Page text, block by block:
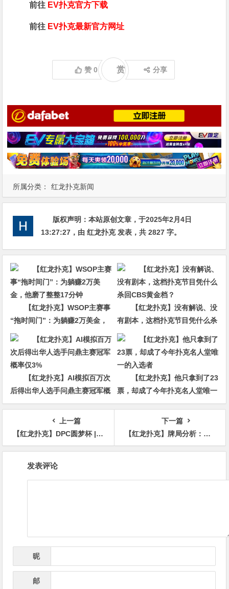
所属分类： 红龙扑克新闻
前往 EV扑克官方下载
前往 EV扑克最新官方网址
赞0 赏 分享
版权声明：本站原创文章，于2025年2月4日
13:27:27 ，由红龙扑克发表，共 2827 字。
【红龙扑克】WSOP主赛事
“拖时间门”：为躺赚2万美金，
他磨了整整17分钟
【红龙扑克】没有解说、没
有剧本，这档扑克节目凭什么杀
回CBS黄金档？
【红龙扑克】AI模拟百万次
后得出华人选手问鼎主赛冠军概
率仅3%
【红龙扑克】他只拿到了23
票，却成了今年扑克名人堂唯一
的入选者
上一篇
【红龙扑克】DPC圆梦杯 | 首届DPC圆满落幕，北京选手周小波天命所归，逆流而上圆梦福州
下一篇
【红龙扑克】牌局分析：Bluff应该再大点
发表评论
昵
邮